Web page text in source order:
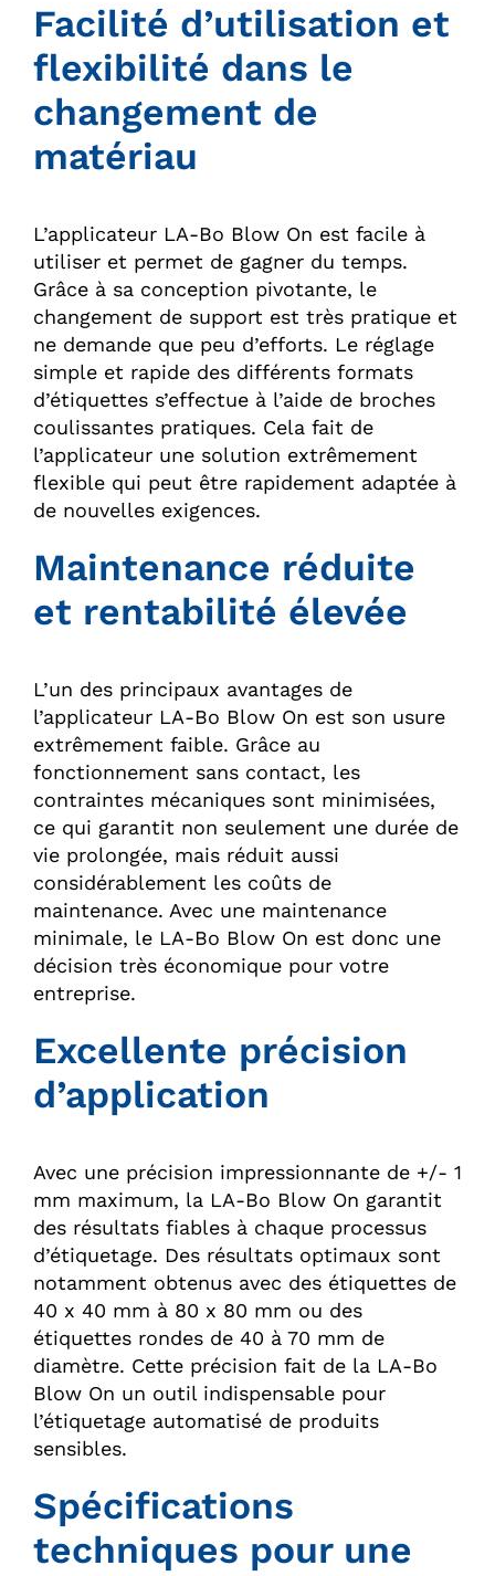
Facilité d’utilisation et
flexibilité dans le
changement de
matériau
L’applicateur LA-Bo Blow On est facile à
utiliser et permet de gagner du temps.
Grâce à sa conception pivotante, le
changement de support est très pratique et
ne demande que peu d’efforts. Le réglage
simple et rapide des différents formats
d’étiquettes s’effectue à l’aide de broches
coulissantes pratiques. Cela fait de
l’applicateur une solution extrêmement
flexible qui peut être rapidement adaptée à
de nouvelles exigences.
Maintenance réduite
et rentabilité élevée
L’un des principaux avantages de
l’applicateur LA-Bo Blow On est son usure
extrêmement faible. Grâce au
fonctionnement sans contact, les
contraintes mécaniques sont minimisées,
ce qui garantit non seulement une durée de
vie prolongée, mais réduit aussi
considérablement les coûts de
maintenance. Avec une maintenance
minimale, le LA-Bo Blow On est donc une
décision très économique pour votre
entreprise.
Excellente précision
d’application
Avec une précision impressionnante de +/- 1
mm maximum, la LA-Bo Blow On garantit
des résultats fiables à chaque processus
d’étiquetage. Des résultats optimaux sont
notamment obtenus avec des étiquettes de
40 x 40 mm à 80 x 80 mm ou des
étiquettes rondes de 40 à 70 mm de
diamètre. Cette précision fait de la LA-Bo
Blow On un outil indispensable pour
l’étiquetage automatisé de produits
sensibles.
Spécifications
techniques pour une